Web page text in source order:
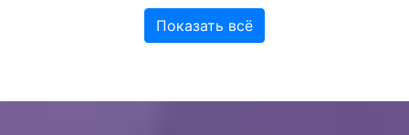
Показать всё